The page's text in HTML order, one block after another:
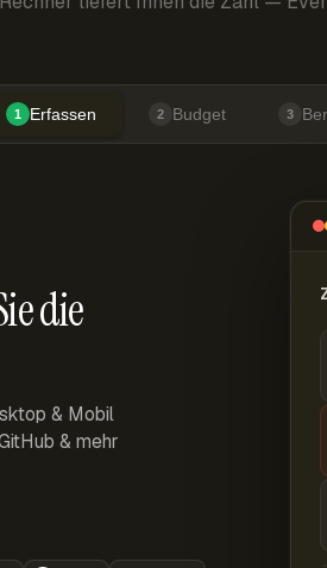
1 Erfassen 2 Budget 3
die
& Mobil
& mehr